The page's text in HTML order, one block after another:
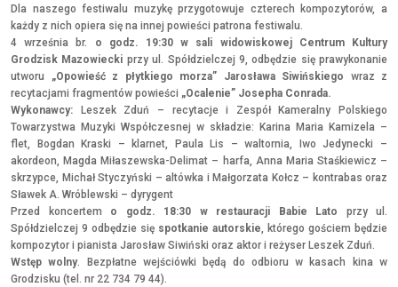
Dla naszego festiwalu muzykę przygotowuje czterech kompozytorów, a
każdy z nich opiera się na innej powieści patrona festiwalu.
4 września br.
o godz. 19:30 w sali widowiskowej Centrum Kultury
Grodzisk Mazowiecki przy ul. Spółdzielczej 9, odbędzie się prawykonanie
utworu
„Opowieść z płytkiego morza” Jarosława Siwińskiego wraz z
recytacjami fragmentów powieści „Ocalenie” Josepha Conrada.
Wykonawcy:
Leszek Zduń – recytacje i Zespół Kameralny Polskiego
Towarzystwa Muzyki Współczesnej w składzie:
Karina Maria Kamizela –
flet,
Bogdan Kraski – klarnet, Paula Lis – waltornia, Iwo Jedynecki
–
akordeon, Magda Miłaszewska-Delimat – harfa, Anna Maria Staśkiewicz –
skrzypce, Michał Styczyński – altówka i Małgorzata Kołcz – kontrabas oraz
Sławek A. Wróblewski – dyrygent
Przed koncertem o godz. 18:30 w restauracji Babie Lato przy ul.
Spółdzielczej 9 odbędzie się spotkanie autorskie, którego gościem będzie
kompozytor i pianista Jarosław Siwiński oraz aktor i reżyser Leszek Zduń.
Wstęp wolny. Bezpłatne wejściówki będą do odbioru w kasach kina w
Grodzisku (tel. nr 22 734 79 44).